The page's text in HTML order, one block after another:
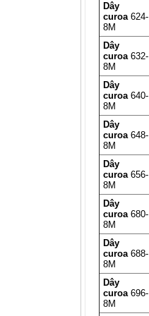
Dây
curoa 624-
8M
Dây
curoa 632-
8M
Dây
curoa 640-
8M
Dây
curoa 648-
8M
Dây
curoa 656-
8M
Dây
curoa 680-
8M
Dây
curoa 688-
8M
Dây
curoa 696-
8M